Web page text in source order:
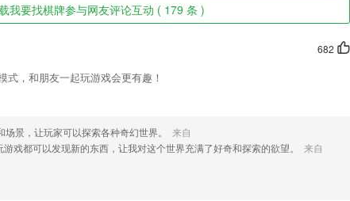
查找出来，用户能够更好的阅读；
动屏幕即可切换。
了学生共同学习，让每一个学生得到充分关注。
抓命题规律,科学备考技巧;
验出用户对知识的记忆程度，从而制定科学的记忆规划，让你高效抗遗忘
我要找棋牌参与网友评论互动 ( 179 条 )
682
式，和朋友一起玩游戏会更有趣！
场景，让玩家可以探索各种奇幻世界。
来自
游戏都可以发现新的东西，让我对这个世界充满了好奇和探索的欲望。
来自